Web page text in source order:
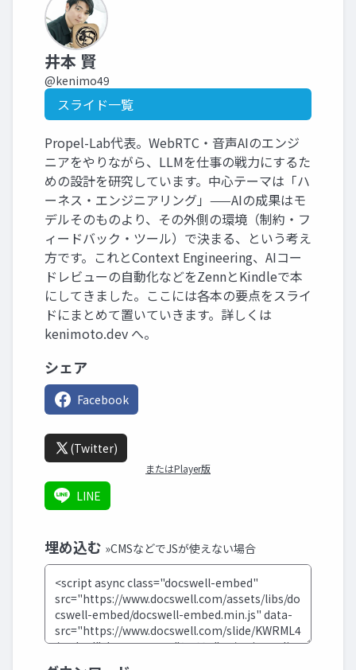
井本 賢
@kenimo49
スライド一覧
Propel-Lab代表。WebRTC・音声AIのエンジ
ニアをやりながら、LLMを仕事の戦力にするた
めの設計を研究しています。中心テーマは「ハ
ーネス・エンジニアリング」——AIの成果はモ
デルそのものより、その外側の環境（制約・フ
ィードバック・ツール）で決まる、という考え
方です。これとContext Engineering、AIコー
ドレビューの自動化などをZennとKindleで本
にしてきました。ここには各本の要点をスライ
ドにまとめて置いていきます。詳しくは
kenimoto.dev へ。
シェア
Facebook
(Twitter)
またはPlayer版
LINE
埋め込む »CMSなどでJSが使えない場合